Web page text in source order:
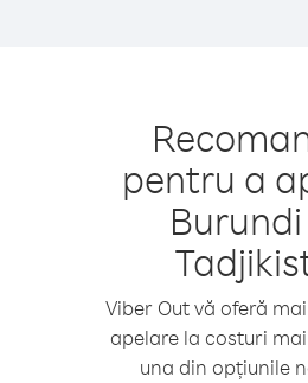
pentru a
Viber Out vă oferă
apelare la costuri
una din opțiunile